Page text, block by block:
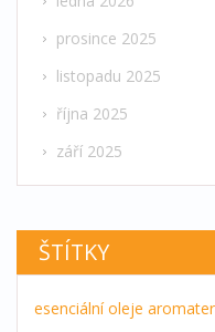
prosince 2025
listopadu 2025
října 2025
září 2025
ŠTÍTKY
esenciální oleje